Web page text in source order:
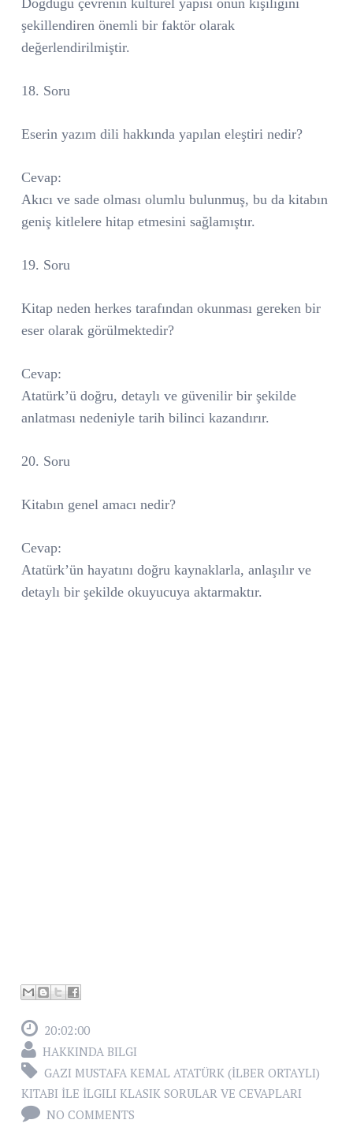
şekillendiren önemli bir faktör olarak
değerlendirilmiştir.
18. Soru
Eserin yazım dili hakkında yapılan eleştiri nedir?
Cevap:
Akıcı ve sade olması olumlu bulunmuş, bu da kitabın
geniş kitlelere hitap etmesini sağlamıştır.
19. Soru
Kitap neden herkes tarafından okunması gereken bir
eser olarak görülmektedir?
Cevap:
Atatürk’ü doğru, detaylı ve güvenilir bir şekilde
anlatması nedeniyle tarih bilinci kazandırır.
20. Soru
Kitabın genel amacı nedir?
Cevap:
Atatürk’ün hayatını doğru kaynaklarla, anlaşılır ve
detaylı bir şekilde okuyucuya aktarmaktır.
20:02:00
HAKKINDA BILGI
GAZI MUSTAFA KEMAL ATATÜRK (İLBER ORTAYLI)
KITABI İLE İLGILI KLASIK SORULAR VE CEVAPLARI
NO COMMENTS